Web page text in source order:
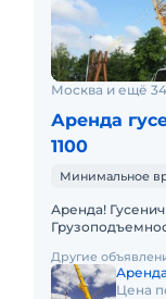
Москва и ещё
Аренда
1100
Минимальное
Аренда!
Грузоподъемность: 104,5
Другие
Цена